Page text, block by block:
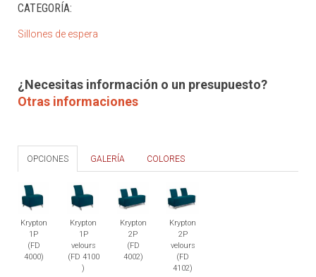
CATEGORÍA:
Sillones de espera
¿Necesitas información o un presupuesto?
Otras informaciones
OPCIONES GALERÍA COLORES
Krypton
1P
(FD
4000)
Krypton
1P
velours
(FD 4100
)
Krypton
2P
(FD
4002)
Krypton
2P
velours
(FD
4102)